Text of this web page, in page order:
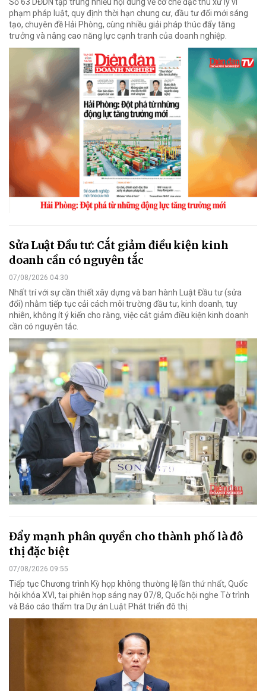
phạm pháp luật, quy định thời hạn chung cư, đầu tư đổi mới sáng
tạo, chuyên đề Hải Phòng, cùng nhiều giải pháp thúc đẩy tăng
trưởng và nâng cao năng lực cạnh tranh của doanh nghiệp.
Sửa Luật Đầu tư: Cắt giảm điều kiện kinh
doanh cần có nguyên tắc
07/08/2026 04:30
Nhất trí với sự cần thiết xây dựng và ban hành Luật Đầu tư (sửa
đổi) nhằm tiếp tục cải cách môi trường đầu tư, kinh doanh, tuy
nhiên, không ít ý kiến cho rằng, việc cắt giảm điều kiện kinh doanh
cần có nguyên tắc.
Đẩy mạnh phân quyền cho thành phố là đô
thị đặc biệt
07/08/2026 09:55
Tiếp tục Chương trình Kỳ họp không thường lệ lần thứ nhất, Quốc
hội khóa XVI, tại phiên họp sáng nay 07/8, Quốc hội nghe Tờ trình
và Báo cáo thẩm tra Dự án Luật Phát triển đô thị.